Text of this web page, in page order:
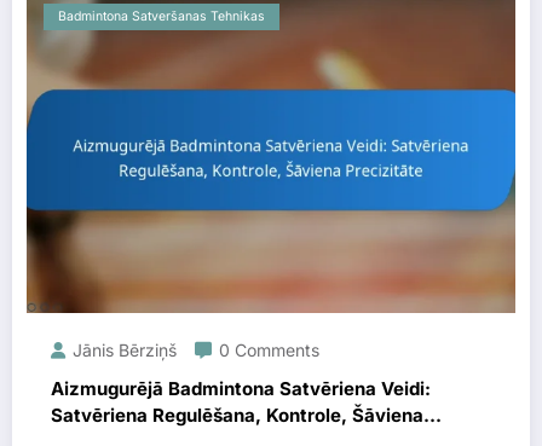
Badmintona Satveršanas Tehnikas
Jānis Bērziņš 0 Comments
Aizmugurējā Badmintona Satvēriena Veidi:
Satvēriena Regulēšana, Kontrole, Šāviena